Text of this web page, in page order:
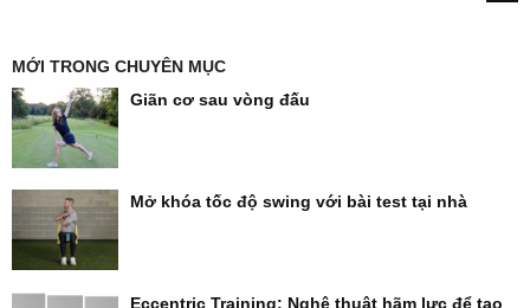
MỚI TRONG CHUYÊN MỤC
Giãn cơ sau vòng đấu
Mở khóa tốc độ swing với bài test tại nhà
Eccentric Training: Nghệ thuật hãm lực để tạo